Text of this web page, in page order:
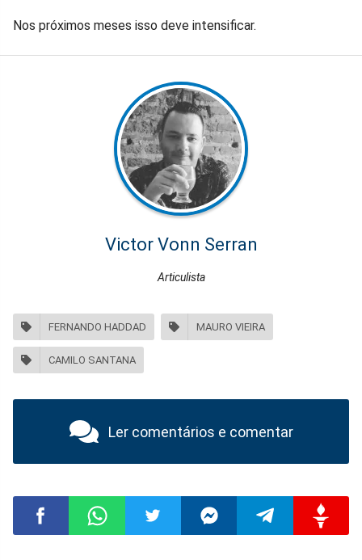
Nos próximos meses isso deve intensificar.
Victor Vonn Serran
Articulista
FERNANDO HADDAD MAURO VIEIRA
CAMILO SANTANA
Ler comentários e comentar